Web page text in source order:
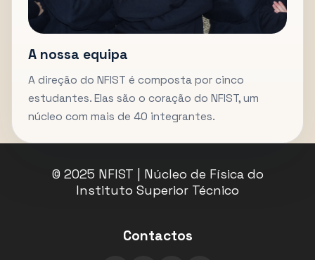
A nossa equipa
A direção do NFIST é composta por cinco
estudantes. Elas são o coração do NFIST, um
núcleo com mais de 40 integrantes.
© 2025 NFIST | Núcleo de Física do
Instituto Superior Técnico
Contactos